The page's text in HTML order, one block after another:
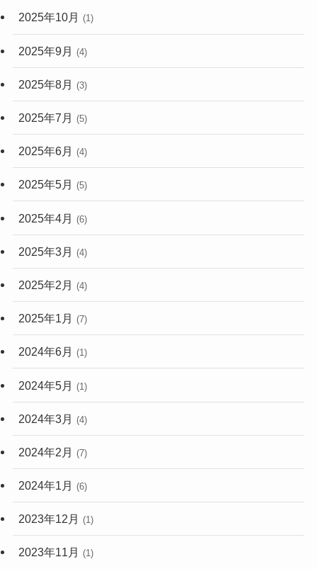
2025年10月 (1)
2025年9月 (4)
2025年8月 (3)
2025年7月 (5)
2025年6月 (4)
2025年5月 (5)
2025年4月 (6)
2025年3月 (4)
2025年2月 (4)
2025年1月 (7)
2024年6月 (1)
2024年5月 (1)
2024年3月 (4)
2024年2月 (7)
2024年1月 (6)
2023年12月 (1)
2023年11月 (1)